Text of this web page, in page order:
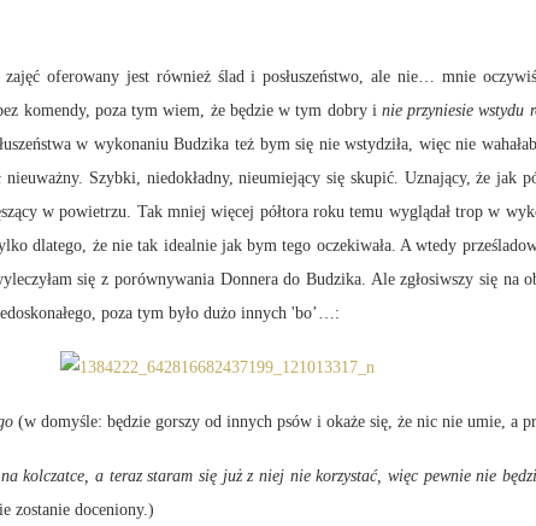
oferowany jest również ślad i posłuszeństwo, ale nie… mnie
komendy, poza tym wiem, że będzie w tym dobry i nie przyniesie wstydu
w wykonaniu Budzika też bym się nie wstydziła, więc nie
Szybki, niedokładny, nieumiejący się skupić. Uznający, że
w powietrzu. Tak mniej więcej półtora roku temu wyglądał trop w
dlatego, że nie tak idealnie jak bym tego oczekiwała. A wtedy
się z porównywania Donnera do Budzika. Ale zgłosiwszy się na
poza tym było dużo innych 'bo’…:
(w domyśle: będzie gorszy od innych psów i okaże się, że nic nie umie, a
kolczatce, a teraz staram się już z niej nie korzystać, więc pewnie nie
zostanie doceniony.)